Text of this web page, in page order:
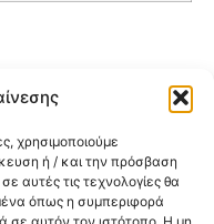
χρησιμοποιούμε
ή / και την πρόσβαση
αυτές τις τεχνολογίες θα
όπως η συμπεριφορά
ΩΡΕΣ
ΛΕΙΤΟΥΡΓΙΑΣ